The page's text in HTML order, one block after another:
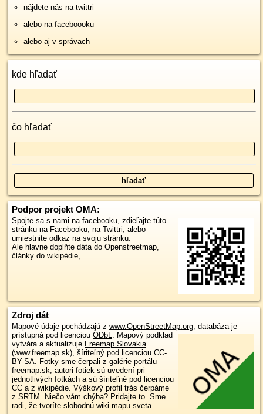
nájdete nás na twittri
alebo na faceboooku
alebo aj v správach
kde hľadať
čo hľadať
Podpor projekt OMA:
Spojte sa s nami na facebooku, zdieľajte túto
stránku na Facebooku, na Twittri, alebo
umiestnite odkaz na svoju stránku.
Ale hlavne doplňte dáta do Openstreetmap,
články do wikipédie, ...
Zdroj dát
Mapové údaje pochádzajú z www.OpenStreetMap.org, databáza je
prístupná pod licenciou ODbL. Mapový podklad
vytvára a aktualizuje Freemap Slovakia
(www.freemap.sk), šíriteľný pod licenciou CC-
BY-SA. Fotky sme čerpali z galérie portálu
freemap.sk, autori fotiek sú uvedení pri
jednotlivých fotkách a sú šíriteľné pod licenciou
CC a z wikipédie. Výškový profil trás čerpáme
z SRTM . Niečo vám chýba? Pridajte to. Sme
radi, že tvoríte slobodnú wiki mapu sveta.